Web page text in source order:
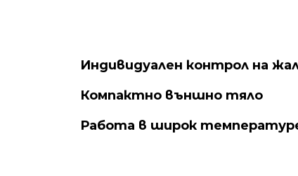
Индивидуален контрол на
Компактно външно тяло
Работа в широк